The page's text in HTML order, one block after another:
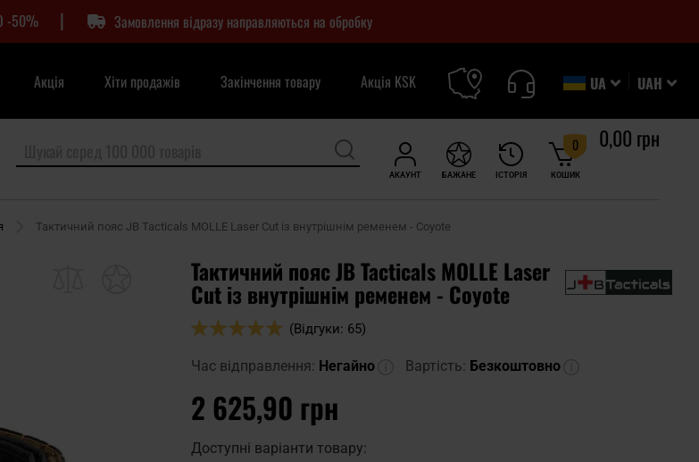
-50% | Замовлення відразу направляються на обробку
UAH
UA
Акція Хіти продажів Закінчення товару Акція KSK
АКАУНТ ІСТОРІЯ
БАЖАНЕ КОШИК
0 0,00 грн
Тактичний пояс JB Tacticals MOLLE Laser Cut із внутрішнім ременем - Coyote
Тактичний пояс JB Tacticals MOLLE Laser
Cut із внутрішнім ременем - Coyote
Оцінка:
(Відгуки: 65)
Час відправлення: Негайно Вартість: Безкоштовно
2 625,90 грн
Доступні варіанти товару: